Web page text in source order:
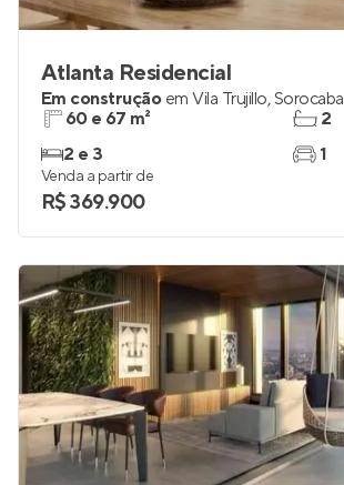
Atlanta Residencial
Em construção em Vila Trujillo,Sorocaba
60 e 67 m²
2 e 3
2
1
Venda a partir de
R$ 369.900